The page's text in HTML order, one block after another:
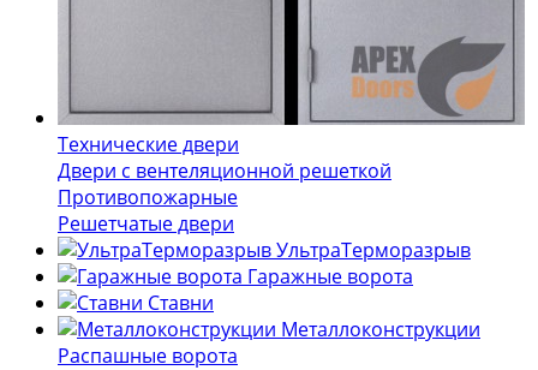
Технические двери
Двери с вентеляционной решеткой
Противопожарные
Решетчатые двери
УльтраТерморазрыв
Гаражные ворота
Ставни
Металлоконструкции
Распашные ворота